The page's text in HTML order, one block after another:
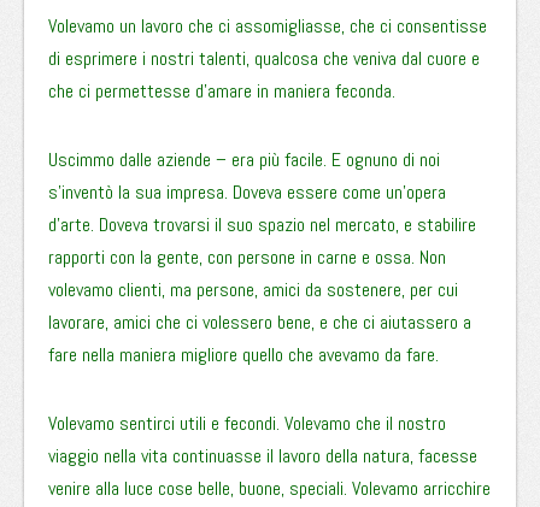
Volevamo un lavoro che ci assomigliasse, che ci consentisse
di esprimere i nostri talenti, qualcosa che veniva dal cuore e
che ci permettesse d’amare in maniera feconda.
Uscimmo dalle aziende – era più facile. E ognuno di noi
s’inventò la sua impresa. Doveva essere come un’opera
d’arte. Doveva trovarsi il suo spazio nel mercato, e stabilire
rapporti con la gente, con persone in carne e ossa. Non
volevamo clienti, ma persone, amici da sostenere, per cui
lavorare, amici che ci volessero bene, e che ci aiutassero a
fare nella maniera migliore quello che avevamo da fare.
Volevamo sentirci utili e fecondi. Volevamo che il nostro
viaggio nella vita continuasse il lavoro della natura, facesse
venire alla luce cose belle, buone, speciali. Volevamo arricchire